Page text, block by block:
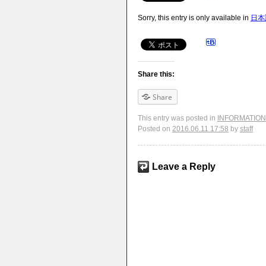
Sorry, this entry is only available in 日
Share this:
Share
This entry was posted in INFORMATION
Posted on 2016.06.11 17:58 by staff
Leave a Reply